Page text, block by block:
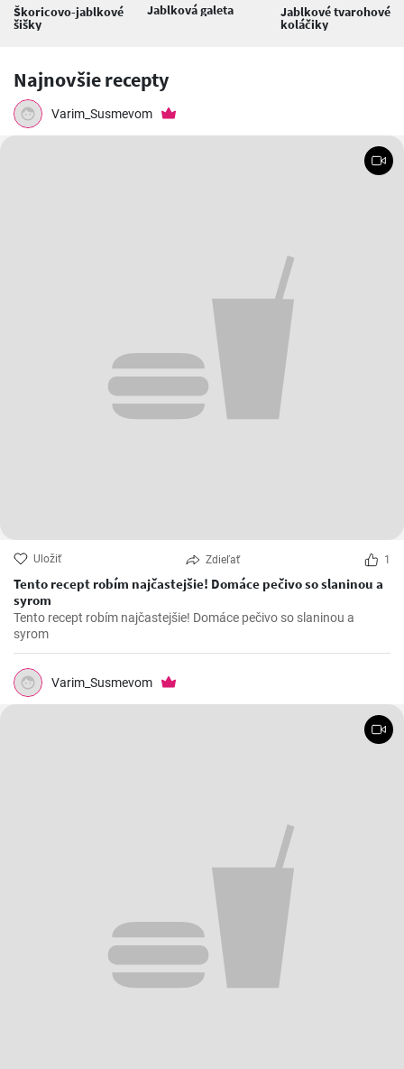
Škoricovo-jablkové
šišky
Jablková galeta Jablkové tvarohové
koláčiky
Najnovšie recepty
Varim_Susmevom
Uložiť Zdieľať 1
Tento recept robím najčastejšie! Domáce pečivo so slaninou a
syrom
Tento recept robím najčastejšie! Domáce pečivo so slaninou a
syrom
Varim_Susmevom